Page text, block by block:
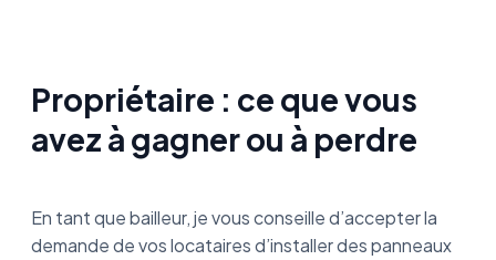
Propriétaire : ce que vous
avez à gagner ou à perdre
En tant que bailleur, je vous conseille d’accepter la
demande de vos locataires d’installer des panneaux